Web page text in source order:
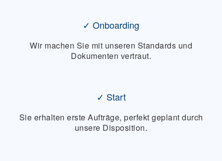
✓ Onboarding
Wir machen Sie mit unseren Standards und
Dokumenten vertraut.
✓ Start
Sie erhalten erste Aufträge, perfekt geplant durch
unsere Disposition.